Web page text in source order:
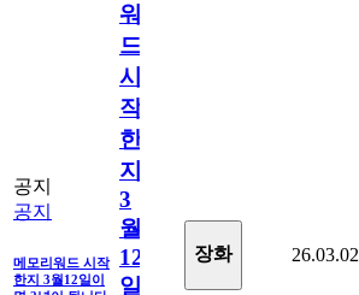
공지
공지
메모리워드 시작
한지 3월12일이
워
드
시
작
한
지
3
월
12
일
장화 26.03.02